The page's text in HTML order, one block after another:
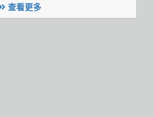
查看更多